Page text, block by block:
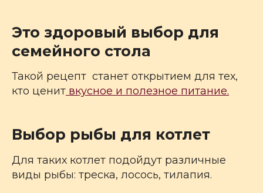
Это здоровый выбор для
семейного стола
Такой рецепт станет открытием для тех,
кто ценит вкусное и полезное питание.
Выбор рыбы для котлет
Для таких котлет подойдут различные
виды рыбы: треска, лосось, тилапия.